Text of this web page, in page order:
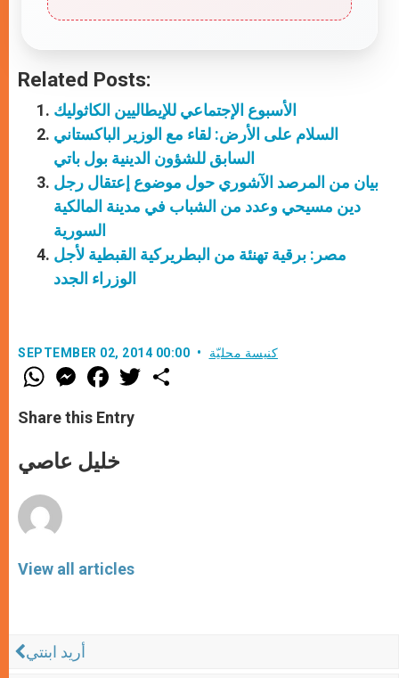
Related Posts:
الأسبوع الإجتماعي للإيطاليين الكاثوليك
السلام على الأرض: لقاء مع الوزير الباكستاني
السابق للشؤون الدينية بول باتي
بيان من المرصد الآشوري حول موضوع إعتقال رجل
دين مسيحي وعدد من الشباب في مدينة المالكية
السورية
مصر: برقية تهنئة من البطريركية القبطية لأجل
الوزراء الجدد
SEPTEMBER 02, 2014 00:00 كنيسة محليّة
W
h
t
s
p
p
M
e
s
e
g
e
F
a
e
b
o
k
w
Share this Entry
خليل عاصي
View all articles
أريد ابنتي